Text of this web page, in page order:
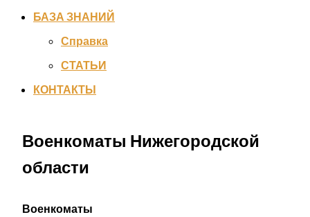
БАЗА ЗНАНИЙ
Справка
СТАТЬИ
КОНТАКТЫ
Военкоматы Нижегородской
области
Военкоматы